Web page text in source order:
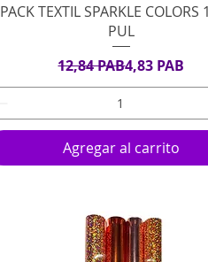
Vista rápida
PACK TEXTIL SPARKLE COLORS
PUL
Precio
12,84 PABPrecio de
4,83 PAB
Agregar al carrito